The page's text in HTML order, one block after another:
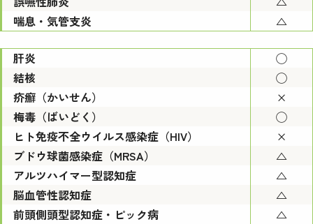
喘息・気管支炎
△
肝炎
◯
結核
◯
疥癬（かいせん）
×
梅毒（ばいどく）
◯
ヒト免疫不全ウイルス感染症（HIV）
×
ブドウ球菌感染症（MRSA）
△
アルツハイマー型認知症
△
脳血管性認知症
△
前頭側頭型認知症・ピック病
△